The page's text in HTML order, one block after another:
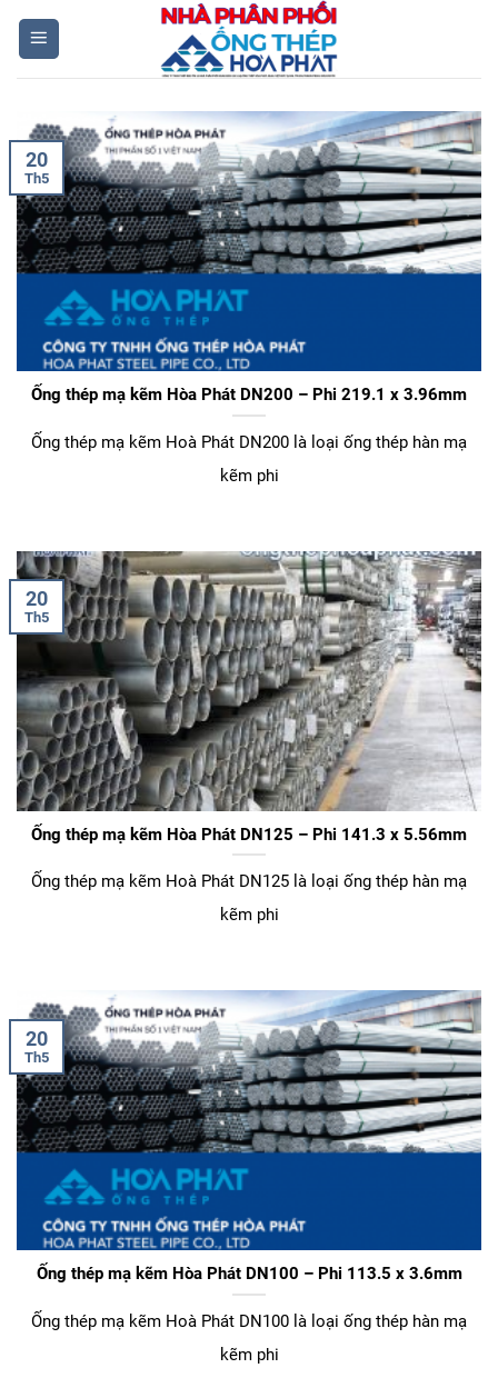
Skip
content
Ống thép mạ kẽm Hòa Phát DN200 – Phi 219.1 x 3.96mm
Ống thép mạ kẽm Hoà Phát DN200 là loại ống thép hàn mạ
kẽm phi
20
Th5
Ống thép mạ kẽm Hòa Phát DN125 – Phi 141.3 x 5.56mm
Ống thép mạ kẽm Hoà Phát DN125 là loại ống thép hàn mạ
kẽm phi
20
Th5
Ống thép mạ kẽm Hòa Phát DN100 – Phi 113.5 x 3.6mm
Ống thép mạ kẽm Hoà Phát DN100 là loại ống thép hàn mạ
kẽm phi
20
Th5